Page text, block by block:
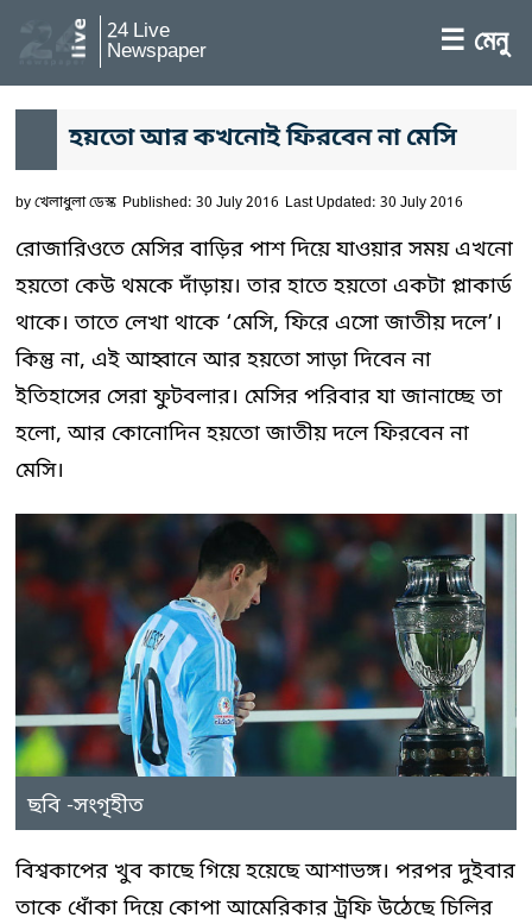
24 Live
Newspaper ☰ মেনু
হয়তো আর কখনোই ফিরবেন না মেসি
byখেলাধুলা ডেস্ক Published: 30 July 2016 Last Updated: 30 July 2016
রোজারিওতে মেসির বাড়ির পাশ দিয়ে যাওয়ার সময় এখনো
হয়তো কেউ থমকে দাঁড়ায়। তার হাতে হয়তো একটা প্লাকার্ড
থাকে। তাতে লেখা থাকে ‘মেসি, ফিরে এসো জাতীয় দলে’।
কিন্তু না, এই আহ্বানে আর হয়তো সাড়া দিবেন না
ইতিহাসের সেরা ফুটবলার। মেসির পরিবার যা জানাচ্ছে তা
হলো, আর কোনোদিন হয়তো জাতীয় দলে ফিরবেন না
মেসি।
ছবি -সংগৃহীত
বিশ্বকাপের খুব কাছে গিয়ে হয়েছে আশাভঙ্গ। পরপর দুইবার
তাকে ধোঁকা দিয়ে কোপা আমেরিকার ট্রফি উঠেছে চিলির